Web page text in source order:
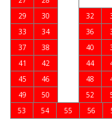
29
30
33
34
37
38
41
42
45
46
49
50
32
36
40
44
48
52
53
54 55 56